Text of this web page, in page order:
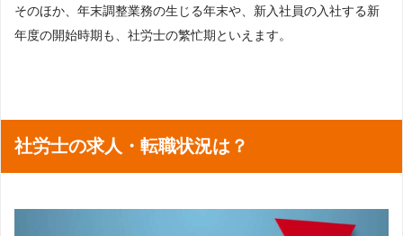
そのほか、年末調整業務の生じる年末や、新入社員の入社する新
年度の開始時期も、社労士の繁忙期といえます。
社労士の求人・転職状況は？